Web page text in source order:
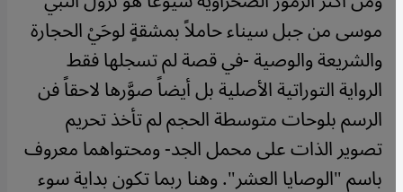
موسى من جبل سيناء حاملاً بمشقةٍ لوحَيْ الحجارة
والشريعة والوصية -في قصة لم تسجلها فقط
الرواية التوراتية الأصلية بل أيضاً صوَّرها لاحقاً فن
الرسم بلوحات متوسطة الحجم لم تأخذ تحريم
تصوير الذات على محمل الجد- ومحتواهما معروف
باسم "الوصايا العشر". وهنا ربما تكون بداية سوء